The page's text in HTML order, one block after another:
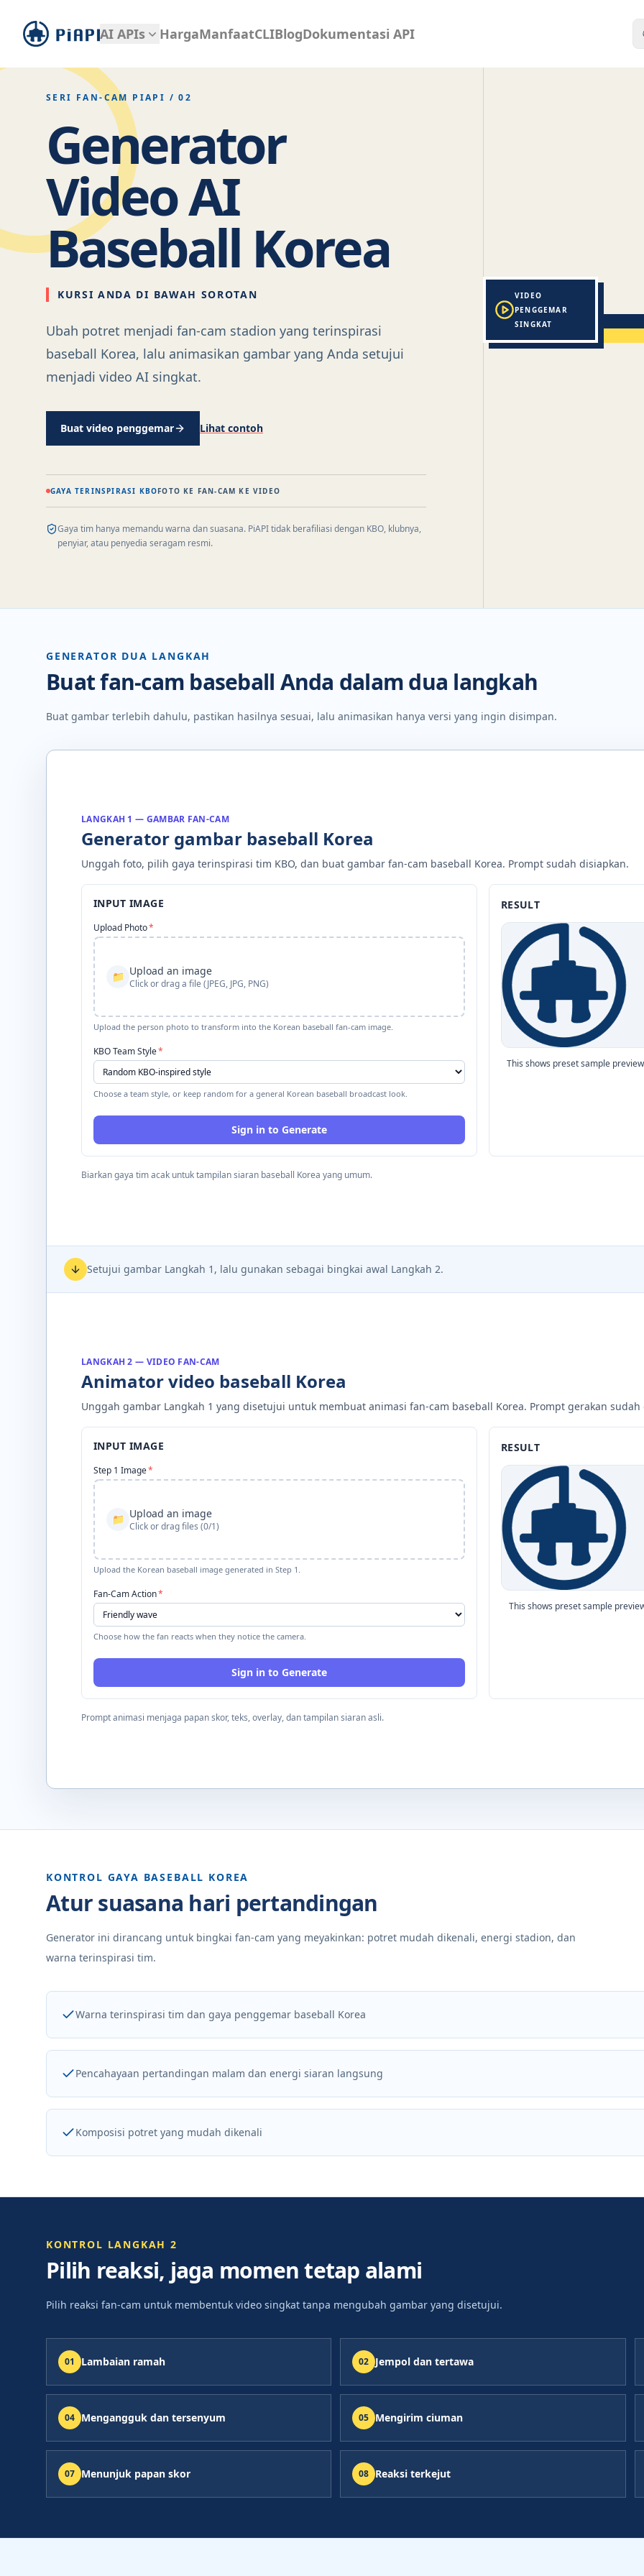
piapi AI APIs HargaManfaatCLIBlogDokumentasi API
SERI FAN-CAM PIAPI / 02
Generator
Video AI
Baseball Korea
KURSI ANDA DI BAWAH SOROTAN
Ubah potret menjadi fan-cam stadion yang terinspirasi
baseball Korea, lalu animasikan gambar yang Anda setujui
menjadi video AI singkat.
Buat video penggemar Lihat contoh
GAYA TERINSPIRASI KBOFOTO KE FAN-CAM KE VIDEO
Gaya tim hanya memandu warna dan suasana. PiAPI tidak berafiliasi dengan KBO, klubnya,
penyiar, atau penyedia seragam resmi.
Momen hari
VIDEO
PENGGEMAR
SINGKAT
GENERATOR DUA LANGKAH
Buat fan-cam baseball Anda dalam dua langkah
Buat gambar terlebih dahulu, pastikan hasilnya sesuai, lalu animasikan hanya versi yang ingin disimpan.
LANGKAH 1 — GAMBAR FAN-CAM
Generator gambar baseball Korea
Unggah foto, pilih gaya terinspirasi tim KBO, dan buat gambar fan-cam baseball Korea. Prompt sudah disiapkan.
INPUT IMAGE
Upload Photo*
📁 Upload an image
Click or drag a file (JPEG, JPG, PNG)
Upload the person photo to transform into the Korean baseball fan-cam image.
KBO Team Style*
Choose a team style, or keep random for a general Korean baseball broadcast look.
Sign in to Generate
RESULT
This shows preset sample
Biarkan gaya tim acak untuk tampilan siaran baseball Korea yang umum.
Setujui gambar Langkah 1, lalu gunakan sebagai bingkai awal Langkah 2.
LANGKAH 2 — VIDEO FAN-CAM
Animator video baseball Korea
Unggah gambar Langkah 1 yang disetujui untuk membuat animasi fan-cam baseball Korea. Prompt gerakan sudah
INPUT IMAGE
Step 1 Image*
📁 Upload an image
Click or drag files (0/1)
Upload the Korean baseball image generated in Step 1.
Fan-Cam Action*
Choose how the fan reacts when they notice the camera.
Sign in to Generate
RESULT
This shows preset sample
Prompt animasi menjaga papan skor, teks, overlay, dan tampilan siaran asli.
KONTROL GAYA BASEBALL KOREA
Atur suasana hari pertandingan
Generator ini dirancang untuk bingkai fan-cam yang meyakinkan: potret mudah dikenali, energi stadion, dan
warna terinspirasi tim.
Warna terinspirasi tim dan gaya penggemar baseball Korea
Pencahayaan pertandingan malam dan energi siaran langsung
Komposisi potret yang mudah dikenali
KONTROL LANGKAH 2
Pilih reaksi, jaga momen tetap alami
Pilih reaksi fan-cam untuk membentuk video singkat tanpa mengubah gambar yang disetujui.
01 Lambaian ramah 02 Jempol dan tertawa
04 Mengangguk dan tersenyum 05 Mengirim ciuman
07 Menunjuk papan skor 08 Reaksi terkejut